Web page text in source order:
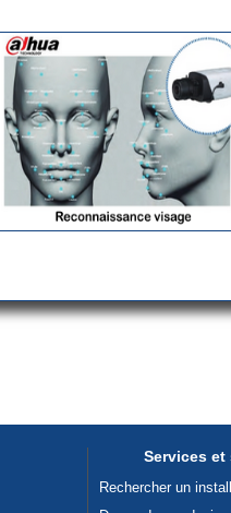
Services
Rechercher un